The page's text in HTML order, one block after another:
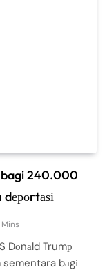
bagi 240.000
Mins
Dоnаld Trumр
bаgі